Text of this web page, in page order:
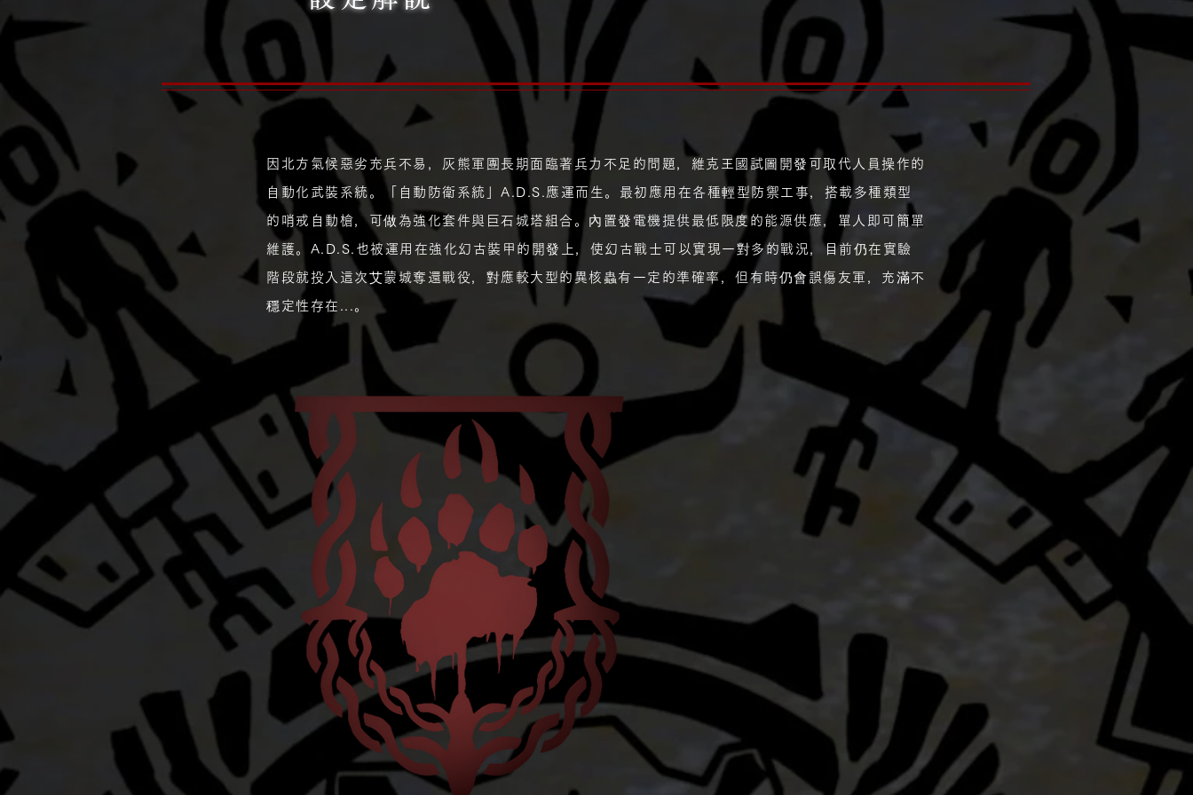
因北方氣候惡劣充兵不易，灰熊軍團長期面臨著兵力不足的問題，維克王國試圖開發可取代人員操作的
自動化武裝系統。「自動防衛系統」A.D.S.應運而生。最初應用在各種輕型防禦工事，搭載多種類型
的哨戒自動槍，可做為強化套件與巨石城塔組合。內置發電機提供最低限度的能源供應，單人即可簡單
維護。A.D.S.也被運用在強化幻古裝甲的開發上，使幻古戰士可以實現一對多的戰況，目前仍在實驗
階段就投入這次艾蒙城奪還戰役，對應較大型的異核蟲有一定的準確率，但有時仍會誤傷友軍，充滿不
穩定性存在...。